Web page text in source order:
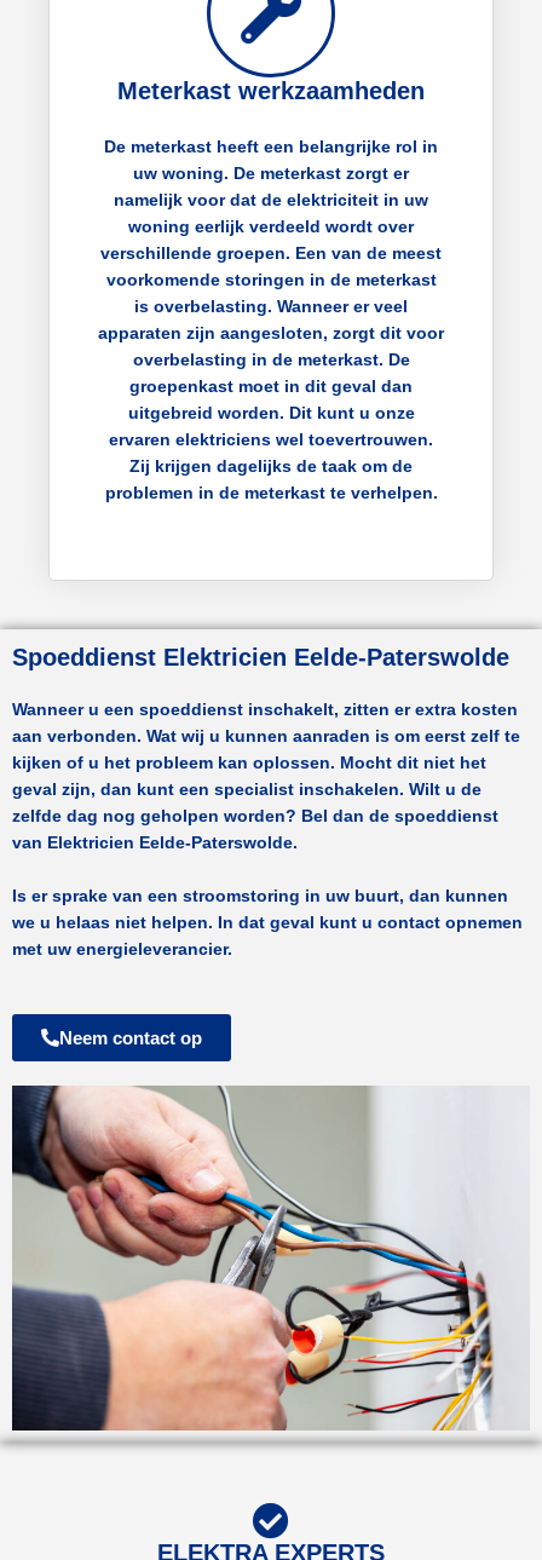
Meterkast werkzaamheden
De meterkast heeft een belangrijke rol in
uw woning. De meterkast zorgt er
namelijk voor dat de elektriciteit in uw
woning eerlijk verdeeld wordt over
verschillende groepen. Een van de meest
voorkomende storingen in de meterkast
is overbelasting. Wanneer er veel
apparaten zijn aangesloten, zorgt dit voor
overbelasting in de meterkast. De
groepenkast moet in dit geval dan
uitgebreid worden. Dit kunt u onze
ervaren elektriciens wel toevertrouwen.
Zij krijgen dagelijks de taak om de
problemen in de meterkast te verhelpen.
Spoeddienst Elektricien Eelde-Paterswolde
Wanneer u een spoeddienst inschakelt, zitten er extra kosten
aan verbonden. Wat wij u kunnen aanraden is om eerst zelf te
kijken of u het probleem kan oplossen. Mocht dit niet het
geval zijn, dan kunt een specialist inschakelen. Wilt u de
zelfde dag nog geholpen worden? Bel dan de spoeddienst
van Elektricien Eelde-Paterswolde.
Is er sprake van een stroomstoring in uw buurt, dan kunnen
we u helaas niet helpen. In dat geval kunt u contact opnemen
met uw energieleverancier.
Neem contact op
ELEKTRA EXPERTS